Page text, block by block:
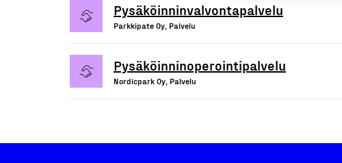
Pysäköinninvalvontapalvelu
Parkkipate Oy, Palvelu
Pysäköinninoperointipalvelu
Nordicpark Oy, Palvelu